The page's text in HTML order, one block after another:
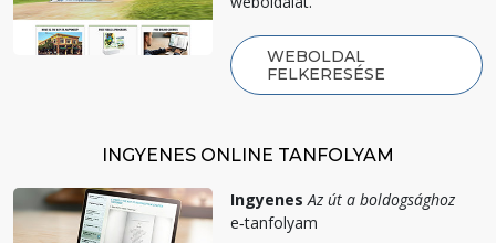
WEBOLDAL
FELKERESÉSE
INGYENES ONLINE TANFOLYAM
Ingyenes Az út a boldogsághoz
e‑tanfolyam